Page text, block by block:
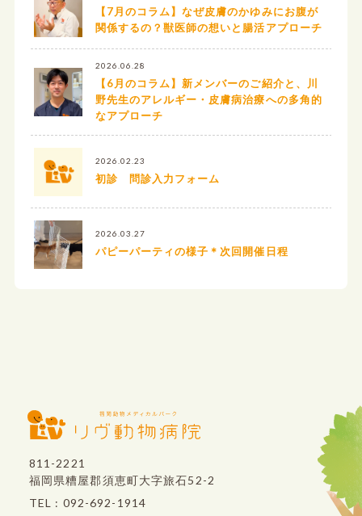
【7月のコラム】なぜ皮膚のかゆみにお腹が
関係するの？獣医師の想いと腸活アプローチ
2026.06.28
【6月のコラム】新メンバーのご紹介と、川
野先生のアレルギー・皮膚病治療への多角的
なアプローチ
2026.02.23
初診 問診入力フォーム
2026.03.27
パピーパーティの様子＊次回開催日程
811-2221
福岡県糟屋郡須恵町大字旅石52-2
TEL : 092-692-1914